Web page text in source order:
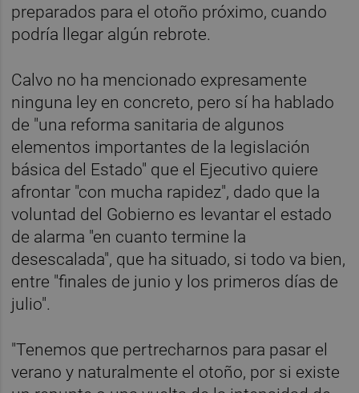
preparados para el otoño próximo, cuando
podría llegar algún rebrote.
Calvo no ha mencionado expresamente
ninguna ley en concreto, pero sí ha hablado
de "una reforma sanitaria de algunos
elementos importantes de la legislación
básica del Estado" que el Ejecutivo quiere
afrontar "con mucha rapidez", dado que la
voluntad del Gobierno es levantar el estado
de alarma "en cuanto termine la
desescalada", que ha situado, si todo va bien,
entre "finales de junio y los primeros días de
julio".
"Tenemos que pertrecharnos para pasar el
verano y naturalmente el otoño, por si existe